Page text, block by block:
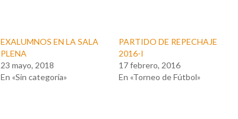
EXALUMNOS EN LA SALA
PLENA
23 mayo, 2018
En «Sin categoría»
PARTIDO DE REPECHAJE
2016-I
17 febrero, 2016
En «Torneo de Fútbol»